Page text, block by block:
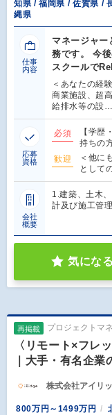
知県 / 福岡県 / 佐賀県 /
縄県
仕事
内容
マネージャー
務です。 今
スクールで
＜あなたの経
商業施設、超
給排水等の設…
応募
資格
必須
【学歴
持ちの
歓迎
＜他に
として
会社
概要
1.建築、土木
計及び施工管
気になる
再掲載 プロジェクトマ
〈リモート×フレ
｜大手・有名企業
株式会社アイリ
800万円～1499万円